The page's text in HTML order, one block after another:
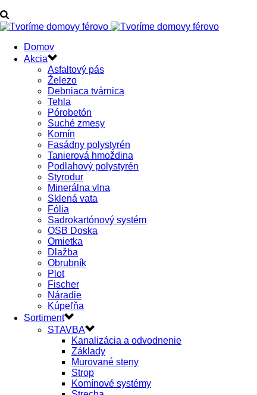
Domov
Akcia
Asfaltový pás
Železo
Debniaca tvárnica
Tehla
Pórobetón
Suché zmesy
Komín
Fasádny polystyrén
Tanierová hmoždina
Podlahový polystyrén
Styrodur
Minerálna vlna
Sklená vata
Fólia
Sadrokartónový systém
OSB Doska
Omietka
Dlažba
Obrubník
Plot
Fischer
Náradie
Kúpeľňa
Sortiment
STAVBA
Kanalizácia a odvodnenie
Základy
Murované steny
Strop
Komínové systémy